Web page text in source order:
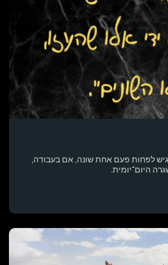
לפחות פעם אחת שונה, אם בעבודה,
היום־יומית.